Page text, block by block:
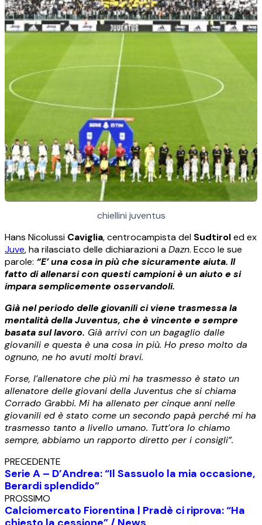
chiellini juventus
Hans Nicolussi Caviglia, centrocampista del Sudtiroled ex
Juve, ha rilasciato delle dichiarazioni aDazn. Ecco le sue
parole: “E’ una cosa in più che sicuramente aiuta. Il
fatto di allenarsi con questi campioni è un aiuto e si
impara semplicemente osservandoli.
Già nel periodo delle giovanili ci viene trasmessa la
mentalità della Juventus, che è vincente e sempre
basata sul lavoro. Già arrivi con un bagaglio dalle
giovanili e questa è una cosa in più. Ho preso molto da
ognuno, ne ho avuti molti bravi.
Forse, l’allenatore che più mi ha trasmesso è stato un
allenatore delle giovani della Juventus che si chiama
Corrado Grabbi. Mi ha allenato per cinque anni nelle
giovanili ed è stato come un secondo papà perché mi ha
trasmesso tanto a livello umano. Tutt’ora lo chiamo
sempre, abbiamo un rapporto diretto per i consigli”.
PRECEDENTE
Serie A – D’Andrea: “Il Sassuolo la mia occasione,
Berardi splendido”
PROSSIMO
Calciomercato Fiorentina | Pradè ci riprova: “Ha